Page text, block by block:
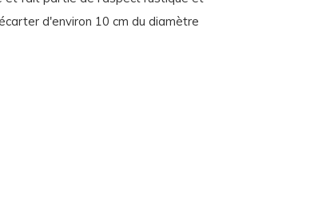
d'environ 10 cm du diamètre